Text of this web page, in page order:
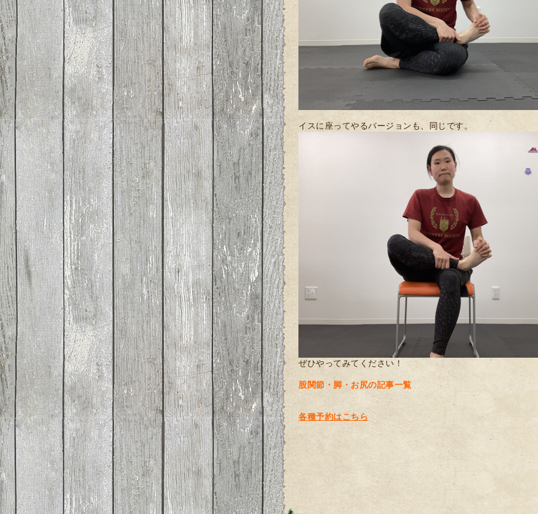
イスに座ってやるバージョンも、同じです。
ぜひやってみてください！
股関節・脚・お尻の記事一覧
各種予約はこちら